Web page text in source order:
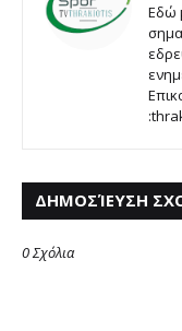
Εδώ
ΔΗΜΟΣΊΕΥΣΗ
0 Σχόλια